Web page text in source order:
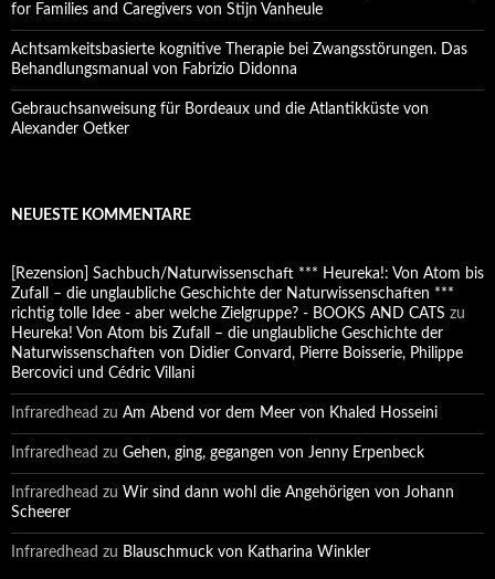
for Families and Caregivers von Stijn Vanheule
Achtsamkeitsbasierte kognitive Therapie bei Zwangsstörungen. Das
Behandlungsmanual von Fabrizio Didonna
Gebrauchsanweisung für Bordeaux und die Atlantikküste von
Alexander Oetker
NEUESTE KOMMENTARE
[Rezension] Sachbuch/Naturwissenschaft *** Heureka!: Von Atom bis
Zufall – die unglaubliche Geschichte der Naturwissenschaften ***
richtig tolle Idee - aber welche Zielgruppe? - BOOKS AND CATS zu
Heureka! Von Atom bis Zufall – die unglaubliche Geschichte der
Naturwissenschaften von Didier Convard, Pierre Boisserie, Philippe
Bercovici und Cédric Villani
Infraredhead zu Am Abend vor dem Meer von Khaled Hosseini
Infraredhead zu Gehen, ging, gegangen von Jenny Erpenbeck
Infraredhead zu Wir sind dann wohl die Angehörigen von Johann
Scheerer
Infraredhead zu Blauschmuck von Katharina Winkler